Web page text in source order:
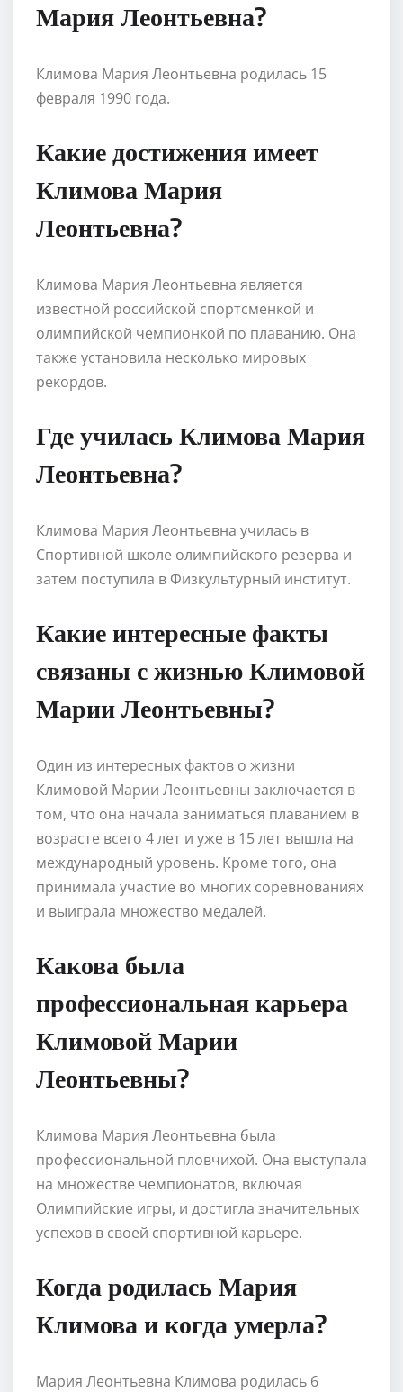
Мария Леонтьевна?
Климова Мария Леонтьевна родилась 15
февраля 1990 года.
Какие достижения имеет
Климова Мария
Леонтьевна?
Климова Мария Леонтьевна является
известной российской спортсменкой и
олимпийской чемпионкой по плаванию. Она
также установила несколько мировых
рекордов.
Где училась Климова Мария
Леонтьевна?
Климова Мария Леонтьевна училась в
Спортивной школе олимпийского резерва и
затем поступила в Физкультурный институт.
Какие интересные факты
связаны с жизнью Климовой
Марии Леонтьевны?
Один из интересных фактов о жизни
Климовой Марии Леонтьевны заключается в
том, что она начала заниматься плаванием в
возрасте всего 4 лет и уже в 15 лет вышла на
международный уровень. Кроме того, она
принимала участие во многих соревнованиях
и выиграла множество медалей.
Какова была
профессиональная карьера
Климовой Марии
Леонтьевны?
Климова Мария Леонтьевна была
профессиональной пловчихой. Она выступала
на множестве чемпионатов, включая
Олимпийские игры, и достигла значительных
успехов в своей спортивной карьере.
Когда родилась Мария
Климова и когда умерла?
Мария Леонтьевна Климова родилась 6